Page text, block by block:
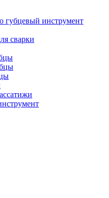
губцевый инструмент
сварки